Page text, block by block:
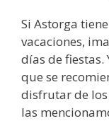
Si Astorga
vacaciones,
días de fiestas.
que se
disfrutar de los
las